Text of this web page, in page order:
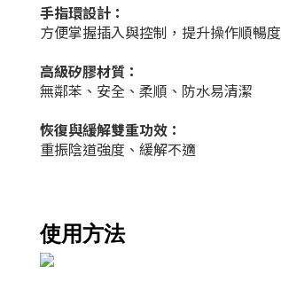
手指環設計：
方便掌握插入與控制，提升操作順暢度
高級矽膠材質：
無鄰苯、安全、柔順、防水易清潔
恢復與緩解雙重功效：
重振陰道強度、緩解不適
使用方法